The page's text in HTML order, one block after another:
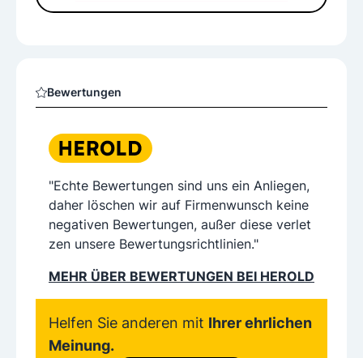
Bewertungen
"Echte Bewertungen sind uns ein Anliegen,
daher löschen wir auf Firmenwunsch keine
negativen Bewertungen, außer diese verlet
zen unsere Bewertungsrichtlinien."
MEHR ÜBER BEWERTUNGEN BEI HEROLD
Helfen Sie anderen mit Ihrer ehrlichen
Meinung.